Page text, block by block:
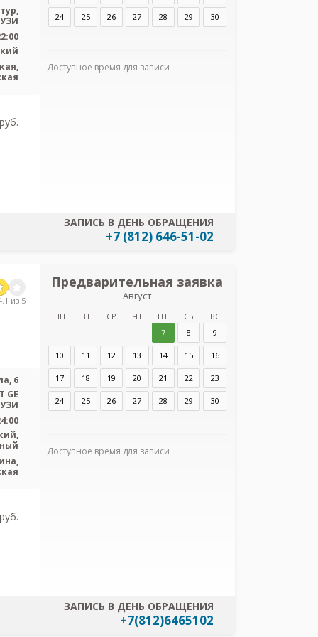
УЗИ
24 25 26 27 28 29 30
Доступное время для записи
ЗАПИСЬ В ДЕНЬ ОБРАЩЕНИЯ
+7 (812) 646-51-02
из 5
6
GE
Предварительная заявка
Август
ПН ВТ СР ЧТ ПТ СБ
ВС
7
8 9
10 11 12 13 14 15 16
17 18 19 20 21 22 23
24 25 26 27 28 29 30
Доступное время для записи
ЗАПИСЬ В ДЕНЬ ОБРАЩЕНИЯ
+7(812)6465102